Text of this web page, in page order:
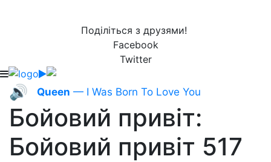
Поділіться з друзями!
Facebook
Twitter
🔊 Queen — I Was Born To Love You
Бойовий привіт:
Бойовий привіт 517